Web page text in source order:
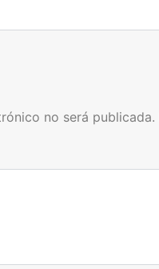
no será publicada.